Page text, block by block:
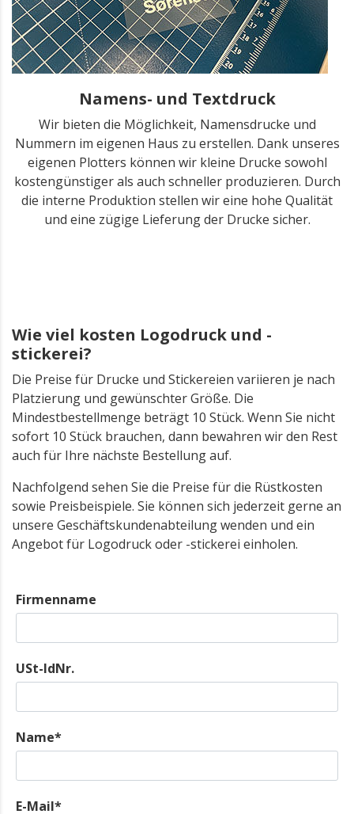
Namens- und Textdruck
Wir bieten die Möglichkeit, Namensdrucke und
Nummern im eigenen Haus zu erstellen. Dank unseres
eigenen Plotters können wir kleine Drucke sowohl
kostengünstiger als auch schneller produzieren. Durch
die interne Produktion stellen wir eine hohe Qualität
und eine zügige Lieferung der Drucke sicher.
Wie viel kosten Logodruck und -
stickerei?
Die Preise für Drucke und Stickereien variieren je nach
Platzierung und gewünschter Größe. Die
Mindestbestellmenge beträgt 10 Stück. Wenn Sie nicht
sofort 10 Stück brauchen, dann bewahren wir den Rest
auch für Ihre nächste Bestellung auf.
Nachfolgend sehen Sie die Preise für die Rüstkosten
sowie Preisbeispiele. Sie können sich jederzeit gerne an
unsere Geschäftskundenabteilung wenden und ein
Angebot für Logodruck oder -stickerei einholen.
Firmenname
USt-IdNr.
Name*
E-Mail*